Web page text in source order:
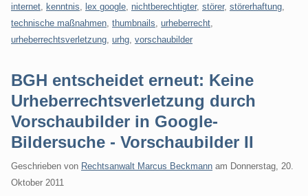
internet
kenntnis lex google nichtberechtigter, störer, störerhaftung
technische maßnahmen thumbnails urheberrecht
urheberrechtsverletzung urhg vorschaubilder
BGH entscheidet erneut: Keine
Urheberrechtsverletzung durch
Vorschaubilder in Google-
Bildersuche - Vorschaubilder II
Geschrieben von Rechtsanwalt Marcus Beckmann am Donnerstag, 20.
Oktober 2011